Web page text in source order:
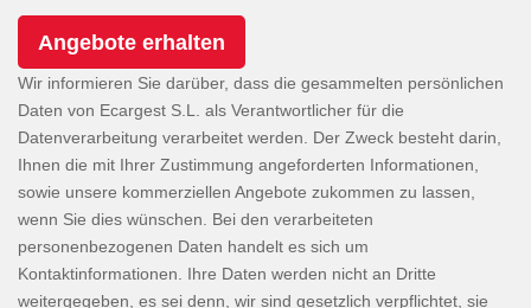
Wir informieren Sie darüber, dass die gesammelten persönlichen
Daten von Ecargest S.L. als Verantwortlicher für die
Datenverarbeitung verarbeitet werden. Der Zweck besteht darin,
Ihnen die mit Ihrer Zustimmung angeforderten Informationen,
sowie unsere kommerziellen Angebote zukommen zu lassen,
wenn Sie dies wünschen. Bei den verarbeiteten
personenbezogenen Daten handelt es sich um
Kontaktinformationen. Ihre Daten werden nicht an Dritte
weitergegeben, es sei denn, wir sind gesetzlich verpflichtet, sie